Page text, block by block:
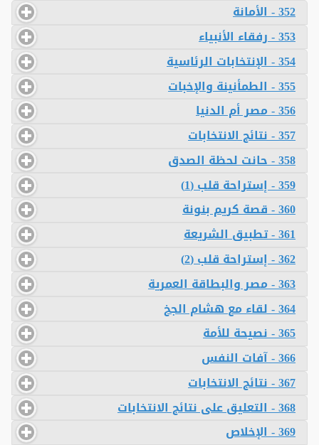
352 - الأمانة
353 - رفقاء الأنبياء
354 - الإنتخابات الرئاسية
355 - الطمأنينة والإخبات
356 - مصر أم الدنيا
357 - نتائج الانتخابات
358 - حانت لحظة الصدق
359 - إستراحة قلب (1)
360 - قصة كريم بنونة
361 - تطبيق الشريعة
362 - إستراحة قلب (2)
363 - مصر والبطاقة العمرية
364 - لقاء مع هشام الجخ
365 - نصيحة للأمة
366 - آفات النفس
367 - نتائج الانتخابات
368 - التعليق على نتائج الانتخابات
369 - الإخلاص